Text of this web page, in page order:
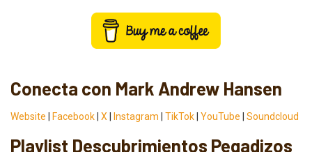
Conecta con Mark Andrew Hansen
Website Facebook X Instagram TikTok YouTube Soundcloud
Playlist Descubrimientos Pegadizos